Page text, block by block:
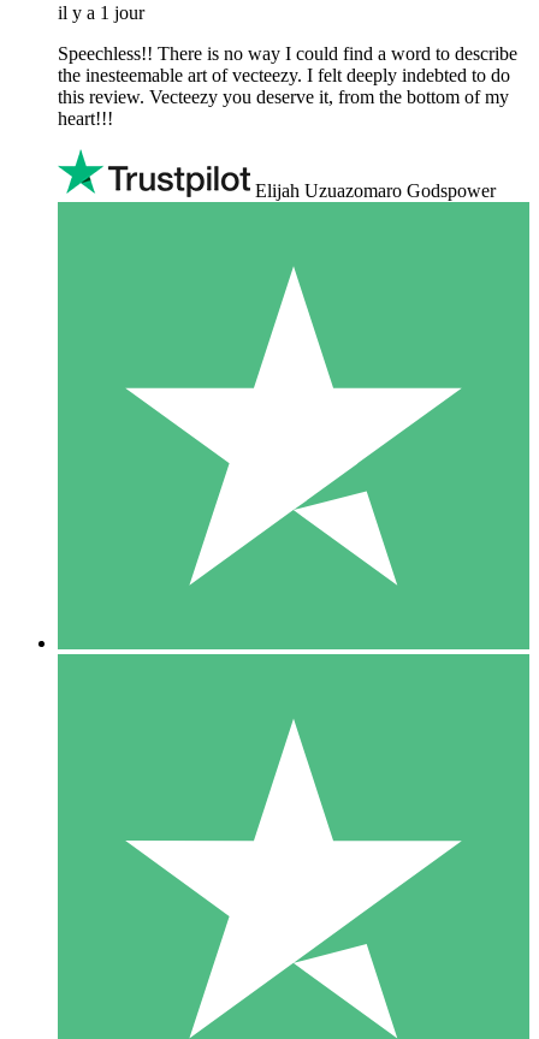
il y a 1 jour
Speechless!! There is no way I could find a word to describe
the inesteemable art of vecteezy. I felt deeply indebted to do
this review. Vecteezy you deserve it, from the bottom of my
heart!!!
Elijah Uzuazomaro Godspower